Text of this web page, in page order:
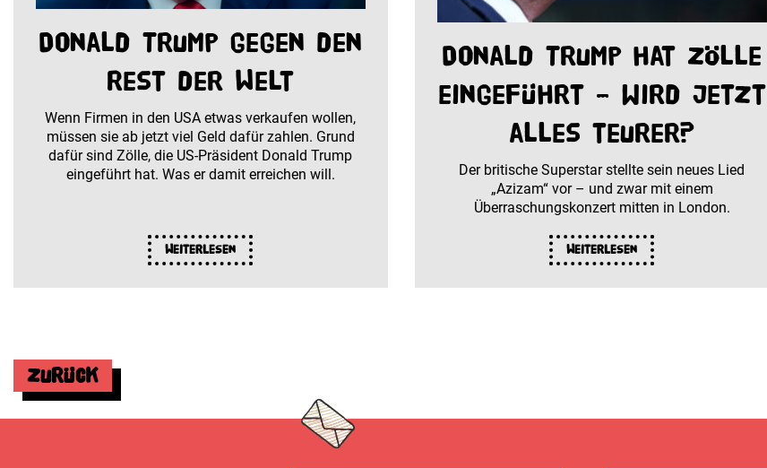
Donald Trump gegen den
Rest der Welt
Wenn Firmen in den USA etwas verkaufen wollen,
müssen sie ab jetzt viel Geld dafür zahlen. Grund
dafür sind Zölle, die US-Präsident Donald Trump
eingeführt hat. Was er damit erreichen will.
Weiterlesen
Donald Trump hat Zölle
eingeführt – wird jetzt
alles teurer?
Der britische Superstar stellte sein neues Lied
„Azizam“ vor – und zwar mit einem
Überraschungskonzert mitten in London.
Weiterlesen
Zurück